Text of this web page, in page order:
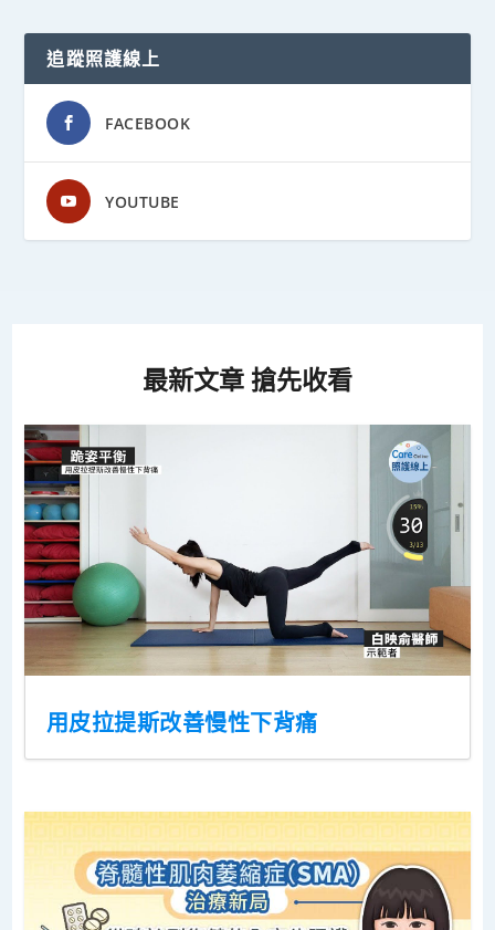
追蹤照護線上
FACEBOOK
YOUTUBE
最新文章 搶先收看
用皮拉提斯改善慢性下背痛